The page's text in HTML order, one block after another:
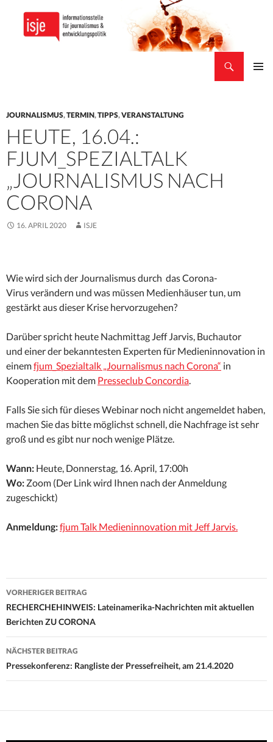
JOURNALISMUS,TERMIN,TIPPS,VERANSTALTUNG
HEUTE, 16.04.:
FJUM_SPEZIALTALK
„JOURNALISMUS NACH
CORONA
16. APRIL 2020 ISJE
Wie wird sich der Journalismus durch das Corona-
Virus verändern und was müssen Medienhäuser tun, um
gestärkt aus dieser Krise hervorzugehen?
Darüber spricht heute Nachmittag Jeff Jarvis, Buchautor
und einer der bekanntesten Experten für Medieninnovation in
einemfjum_Spezialtalk „Journalismus nach Corona“ in
Kooperation mit dem Presseclub Concordia.
Falls Sie sich für dieses Webinar noch nicht angemeldet haben,
machen Sie das bitte möglichst schnell, die Nachfrage ist sehr
groß und es gibt nur noch wenige Plätze.
Wann: Heute, Donnerstag, 16. April, 17:00h
Wo: Zoom (Der Link wird Ihnen nach der Anmeldung
zugeschickt)
Anmeldung:fjum Talk Medieninnovation mit Jeff Jarvis.
Beitrags-
Navigation
VORHERIGER BEITRAG
RECHERCHEHINWEIS: Lateinamerika-Nachrichten mit aktuellen
Berichten ZU CORONA
NÄCHSTER BEITRAG
Pressekonferenz: Rangliste der Pressefreiheit, am 21.4.2020